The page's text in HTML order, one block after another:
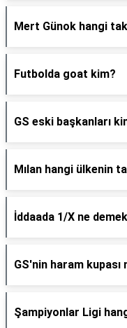
Mert Günok hangi
Futbolda goat kim?
GS eski başkanları
Mılan hangi ülkenin
İddaada 1/X ne
GS'nin haram kupası
Şampiyonlar Ligi